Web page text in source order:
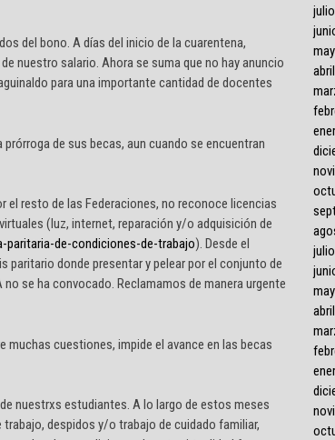
del bono. A días del inicio de la cuarentena,
nuestro salario. Ahora se suma que no hay anuncio
para una importante cantidad de docentes
de sus becas, aun cuando se encuentran
el resto de las Federaciones, no reconoce licencias
(luz, internet, reparación y/o adquisición de
paritaria-de-condiciones-de-trabajo). Desde el
paritario donde presentar y pelear por el conjunto de
se ha convocado. Reclamamos de manera urgente
muchas cuestiones, impide el avance en las becas
nuestrxs estudiantes. A lo largo de estos meses
despidos y/o trabajo de cuidado familiar,